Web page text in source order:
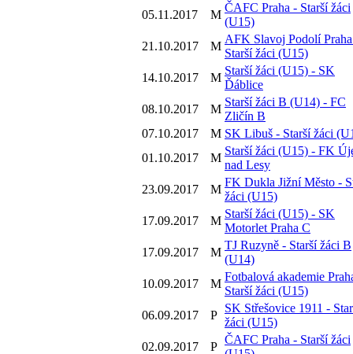
05.11.2017
M
ČAFC Praha - Starší žáci
(U15)
21.10.2017
M
AFK Slavoj Podolí
Starší žáci (U15)
14.10.2017
M
Starší žáci (U15) - SK
Ďáblice
08.10.2017
M
Starší žáci B (U14) - FC
Zličín B
07.10.2017
M SK Libuš - Starší žáci
01.10.2017
M
Starší žáci (U15) - FK
nad Lesy
23.09.2017
M
FK Dukla Jižní Město -
žáci (U15)
17.09.2017
M
Starší žáci (U15) - SK
Motorlet Praha C
17.09.2017
M
TJ Ruzyně - Starší žáci B
(U14)
10.09.2017
M
Fotbalová akademie
Starší žáci (U15)
06.09.2017
P
SK Střešovice 1911 -
žáci (U15)
02.09.2017
P
ČAFC Praha - Starší žáci